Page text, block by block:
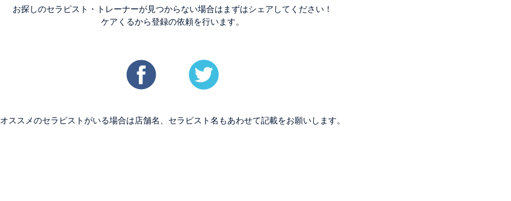
お探しのセラピスト・トレーナーが見つからない場合はまずはシェアしてください！
ケアくるから登録の依頼を行います。
オススメのセラピストがいる場合は店舗名、セラピスト名もあわせて記載をお願いします。